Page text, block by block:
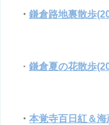
・ 鎌倉路地裏散歩
・ 鎌倉夏の花散歩
・ 本覚寺百日紅＆